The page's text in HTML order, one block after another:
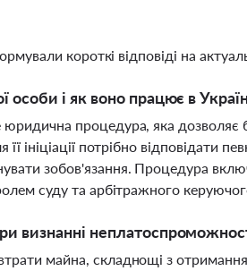
короткі відповіді на
і як воно працює в
юридична процедура, яка
ініціації потрібно відповідати
зобов'язання. Процедура
суду та арбітражного
визнанні
майна, складнощі з